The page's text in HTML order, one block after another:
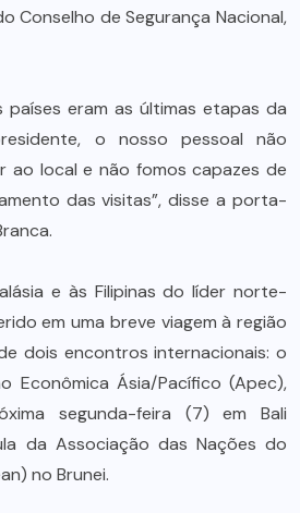
Conselho de Segurança Nacional,
países eram as últimas etapas da
o nosso pessoal não
ao local e não fomos capazes de
das visitas”, disse a porta-
e às Filipinas do líder norte-
em uma breve viagem à região
dois encontros internacionais: o
Econômica Ásia/Pacífico (Apec),
segunda-feira (7) em Bali
da Associação das Nações do
no Brunei.